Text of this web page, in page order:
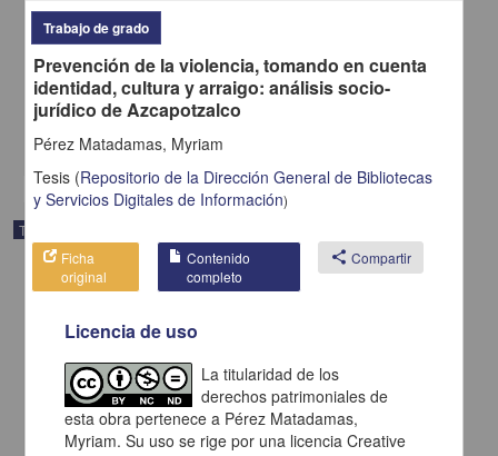
Análisis de la institución policial en México: hacia una propuesta de
transparencia
Trujillo Díaz, Omar
2015
Ciencias Sociales y Económicas
Trabajo de grado
Trabajo de grado
Prevención de la violencia, tomando en cuenta
identidad, cultura y arraigo: análisis socio-
jurídico de Azcapotzalco
Pérez Matadamas, Myriam
Tesis (Repositorio de la Dirección General de Bibliotecas
y Servicios Digitales de Información)
Ficha
original
Contenido
completo
share Compartir
Licencia de uso
La titularidad de los
derechos patrimoniales de
esta obra pertenece a Pérez Matadamas,
Myriam. Su uso se rige por una licencia Creative